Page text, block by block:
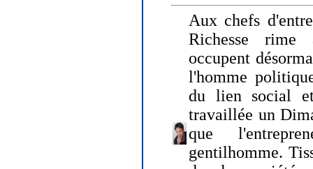
Aux chefs
Richesse rime
occupent
l'homme
du lien social
travaillée un
que
gentilhomme.